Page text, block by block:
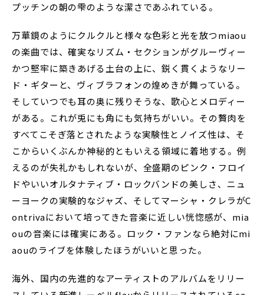
プッチンの朝の雫のような潔さであふれている。
万華鏡のようにクルクルと様々な色彩と光を放つmiaou
の楽曲では、確実なリズム・セクションがグルーヴィー
かつ堅牢に築きあげる土台の上に、鋭く貫くようなリー
ド・ギターと、ヴィブラフォンの煌めきが舞っている。
そしていつでも耳の奥に残りそうな、歌心とメロディー
がある。これが兎にも角にも気持ちがいい。その贅肉を
すべてこそぎ落とされたような実験性とノイズ性は、そ
こからいくぶんか神秘的ともいえる領域に着地する。例
えるのが失礼かもしれないが、全盛期のピンク・フロイ
ドやいいオルタナティブ・ロックバンドの美しさ、ニュ
ーヨークの実験的なジャズ、そしてマーシャ・クレラがC
ontrivaにおいて培ってきた音楽に近しい恍惚感が、mia
ouの音楽には確実にある。ロック・ファンなら絶対にmi
aouのライブを体験したほうがいいと思った。
海外、国内の先進的なアーティストのアルバムをリリー